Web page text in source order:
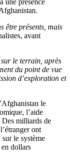
une présence
être présents, mais
avant
le terrain, après
du point de vue
d’exploration et
le
l’aide
Des milliards de
ont
le système
en dollars